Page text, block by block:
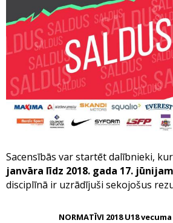
Sacensībās var startēt dalībnieki,
janvāra līdz 2018. gada 17. jūnijam
disciplīnā ir uzrādījuši sekojošus
NORMATĪVI 2018 U18 vecuma